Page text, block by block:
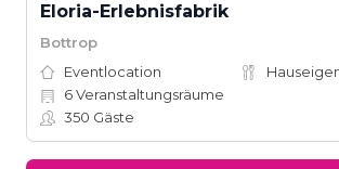
Eloria-Erlebnisfabrik
Bottrop
Eventlocation
6Veranstaltungsräume
350 Gäste